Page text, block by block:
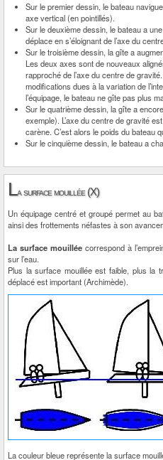
Sur le premier dessin, le bateau
axe vertical (en pointillés).
Sur le deuxième dessin, le bateau a
déplace en s’éloignant de l’axe du
Sur le troisième dessin, la gîte a
Les deux axes sont de nouveaux
rapproché de l’axe du centre de
modifications dues à la variation de
l’équipage, le bateau ne gîte pas plus
Sur le quatrième dessin, la gîte a
exemple). L’axe du centre de gravité
carène. C’est alors le poids du bateau
Sur le cinquième dessin, le bateau a
La surface mouillée (X)
Un équipage centré et groupé permet au
ainsi des frottements néfastes à son
La surface mouillée correspond à
sur l’eau.
Plus la surface mouillée est faible, plus la
déplacé est important (Archimède).
La couleur bleue représente la surface